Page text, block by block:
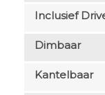
Inclusief
Dimbaar
Kantelbaar